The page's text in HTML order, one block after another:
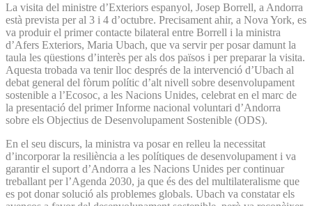
La visita del ministre d’Exteriors espanyol, Josep Borrell, a Andorra
està prevista per al 3 i 4 d’octubre. Precisament ahir, a Nova York, es
va produir el primer contacte bilateral entre Borrell i la ministra
d’Afers Exteriors, Maria Ubach, que va servir per posar damunt la
taula les qüestions d’interès per als dos països i per preparar la visita.
Aquesta trobada va tenir lloc després de la intervenció d’Ubach al
debat general del fòrum polític d’alt nivell sobre desenvolupament
sostenible a l’Ecosoc, a les Nacions Unides, celebrat en el marc de
la presentació del primer Informe nacional voluntari d’Andorra
sobre els Objectius de Desenvolupament Sostenible (ODS).
En el seu discurs, la ministra va posar en relleu la necessitat
d’incorporar la resiliència a les polítiques de desenvolupament i va
garantir el suport d’Andorra a les Nacions Unides per continuar
treballant per l’Agenda 2030, ja que és des del multilateralisme que
es pot donar solució als problemes globals. Ubach va constatar els